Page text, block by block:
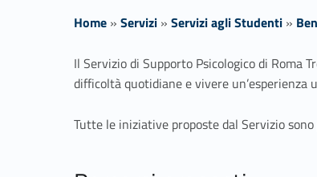
Home » Servizi » Servizi agli Studenti »
T
e
Il Servizio di Supporto Psicologico di
difficoltà quotidiane e vivere un’esperienza
Tutte le iniziative proposte dal Servizio sono